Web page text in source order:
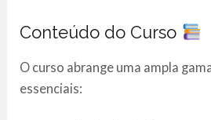
Conteúdo do Curso
O curso abrange uma ampla
essenciais: